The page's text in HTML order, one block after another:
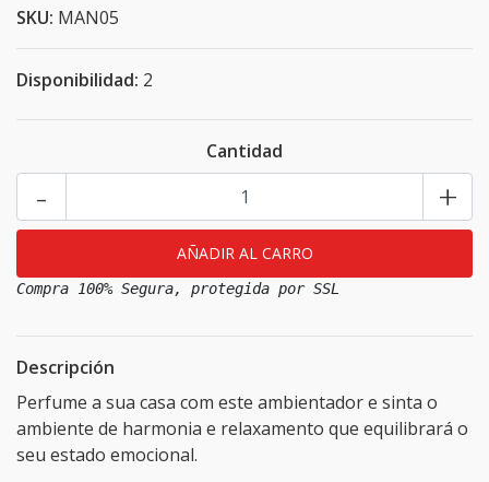
SKU: MAN05
Disponibilidad: 2
Cantidad
+
-
Compra 100% Segura, protegida por SSL
Descripción
Perfume a sua casa com este ambientador e sinta o
ambiente de harmonia e relaxamento que equilibrará o
seu estado emocional.